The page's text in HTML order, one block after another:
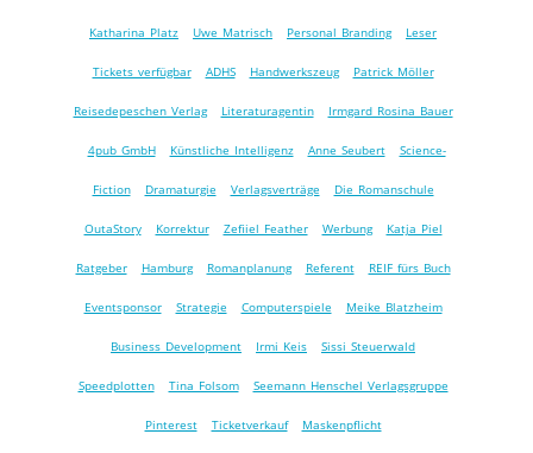
Katharina Platz Uwe Matrisch Personal Branding Leser
Tickets verfügbar ADHS Handwerkszeug Patrick Möller
Reisedepeschen Verlag Literaturagentin Irmgard Rosina Bauer
4pub GmbH Künstliche Intelligenz Anne Seubert Science-
Fiction Dramaturgie Verlagsverträge Die Romanschule
OutaStory Korrektur Zefiiel Feather Werbung Katja Piel
Ratgeber Hamburg Romanplanung Referent REIF fürs Buch
Eventsponsor Strategie Computerspiele Meike Blatzheim
Business Development Irmi Keis Sissi Steuerwald
Speedplotten Tina Folsom Seemann Henschel Verlagsgruppe
Pinterest Ticketverkauf Maskenpflicht